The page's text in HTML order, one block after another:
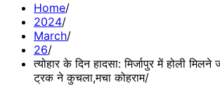
Home
2024
March
26
त्योहार के दिन हादसा: मिर्जापुर में होली
ट्रक ने कुचला,मचा कोहराम